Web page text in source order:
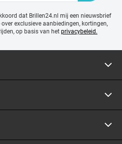
dat Brillen24.nl mij een nieuwsbrief
exclusieve aanbiedingen, kortingen,
op basis van het privacybeleid.